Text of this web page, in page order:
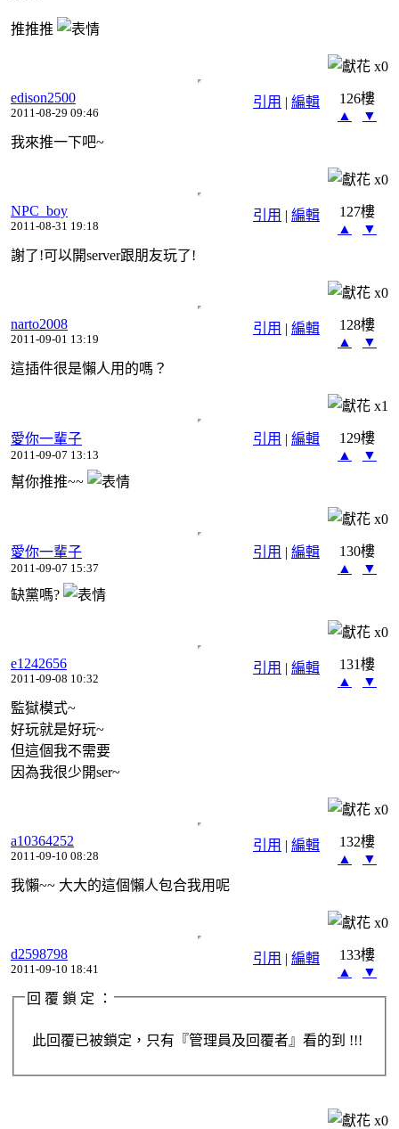
推推推
x0
引用 | 編輯
edison2500
2011-08-29 09:46
126樓
▲
▼
我來推一下吧~
x0
引用 | 編輯
NPC_boy
2011-08-31 19:18
127樓
▲
▼
謝了!可以開server跟朋友玩了!
x0
引用 | 編輯
narto2008
2011-09-01 13:19
128樓
▲
▼
這插件很是懶人用的嗎？
x1
引用 | 編輯
愛你一輩子
2011-09-07 13:13
129樓
▲
▼
幫你推推~~
x0
引用 | 編輯
愛你一輩子
2011-09-07 15:37
130樓
▲
▼
缺黨嗎?
x0
引用 | 編輯
e1242656
2011-09-08 10:32
131樓
▲
▼
監獄模式~
好玩就是好玩~
但這個我不需要
因為我很少開ser~
x0
引用 | 編輯
a10364252
2011-09-10 08:28
132樓
▲
▼
我懶~~ 大大的這個懶人包合我用呢
x0
引用 | 編輯
d2598798
2011-09-10 18:41
133樓
▲
▼
回 覆 鎖 定 ：
此回覆已被鎖定，只有『管理員及回覆者』看的到 !!!
x0